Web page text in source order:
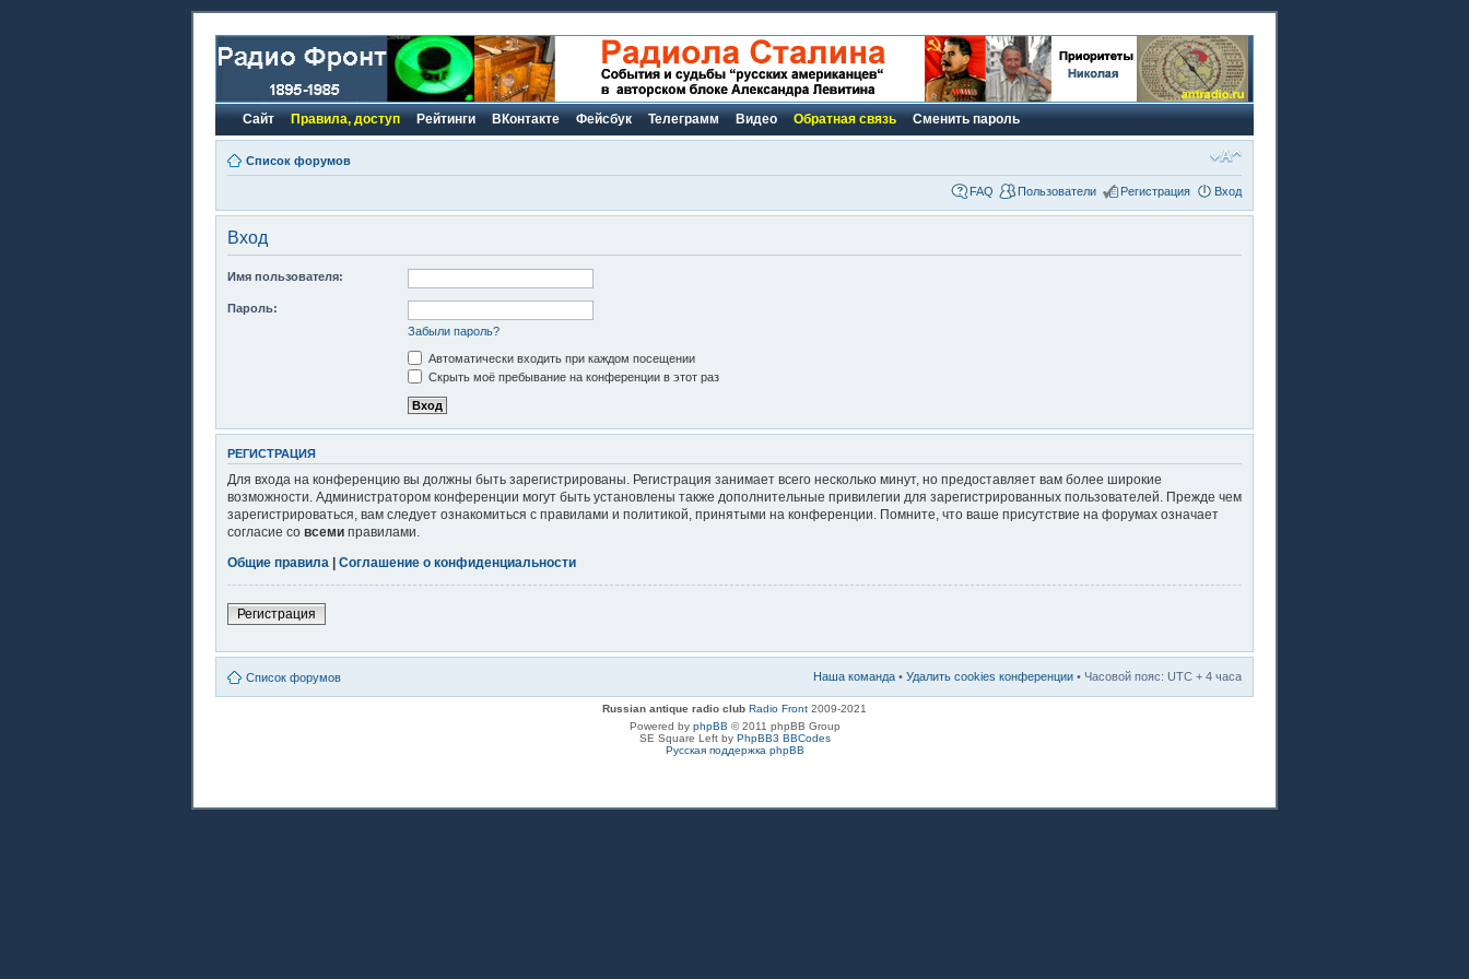
Сайт Правила, доступ Рейтинги ВКонтакте Фейсбук Телеграмм Видео Обратная связь Сменить пароль
Список форумов
FAQ Пользователи Регистрация Вход
Вход
Имя пользователя:
Пароль:
Забыли пароль?
Автоматически входить при каждом посещении
Скрыть моё пребывание на конференции в этот раз
РЕГИСТРАЦИЯ
Для входа на конференцию вы должны быть зарегистрированы. Регистрация занимает всего несколько минут, но предоставляет вам более широкие
возможности. Администратором конференции могут быть установлены также дополнительные привилегии для зарегистрированных пользователей. Прежде чем
зарегистрироваться, вам следует ознакомиться с правилами и политикой, принятыми на конференции. Помните, что ваше присутствие на форумах означает
согласие со всеми правилами.
Общие правила | Соглашение о конфиденциальности
Регистрация
Список форумов Наша команда • Удалить cookies конференции • Часовой пояс: UTC + 4 часа
Russian antique radio club Radio Front 2009-2021
Powered by phpBB © 2011 phpBB Group
SE Square Left by PhpBB3 BBCodes
Русская поддержка phpBB